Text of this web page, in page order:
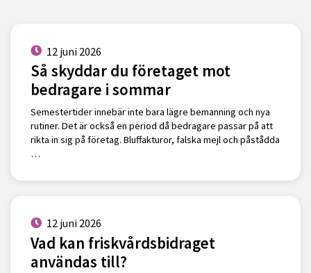
12 juni 2026
Så skyddar du företaget mot
bedragare i sommar
Semestertider innebär inte bara lägre bemanning och nya
rutiner. Det är också en period då bedragare passar på att
rikta in sig på företag. Bluffakturor, falska mejl och påstådda
…
12 juni 2026
Vad kan friskvårdsbidraget
användas till?